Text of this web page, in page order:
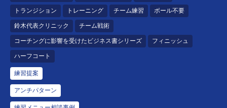
トランジション トレーニング チーム練習 ボール不要
鈴木代表クリニック チーム戦術
コーチングに影響を受けたビジネス書シリーズ フィニッシュ
ハーフコート
練習提案
アンチパターン